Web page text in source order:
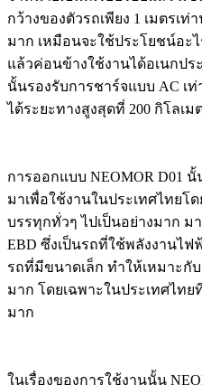
กว้างของตัวรถเพียง 1 เมตรเ
มาก เหมือนจะใช้ประโยชน์อะ
แล้วค่อนข้างใช้งานได้อเนกป
นั้นรองรับการชาร์จแบบ AC เ
ได้ระยะทางสูงสุดที่ 200 กิโลเม
การออกแบบ NEOMOR D01
มาเพื่อใช้งานในประเทศไทยโ
บรรทุกทั่วๆ ไปเป็นอย่างมาก ม
EBD ซึ่งเป็นรถที่ใช้พลังงานไฟ
รถที่มีขนาดเล็ก ทำให้เหมาะกั
มาก โดยเฉพาะในประเทศไท
มาก
ในเรื่องของการใช้งานนั้น